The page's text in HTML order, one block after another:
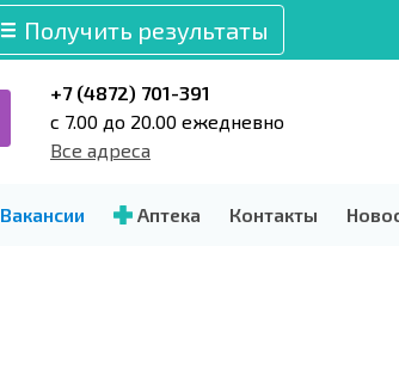
Получить результаты
+7 (4872) 701-391
c 7.00 до 20.00 ежедневно
Все адреса
Вакансии Аптека Контакты